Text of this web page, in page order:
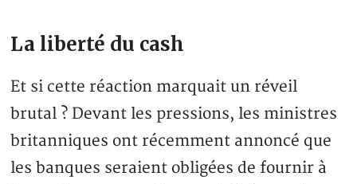
La liberté du cash
Et si cette réaction marquait un réveil
brutal ? Devant les pressions, les ministres
britanniques ont récemment annoncé que
les banques seraient obligées de fournir à